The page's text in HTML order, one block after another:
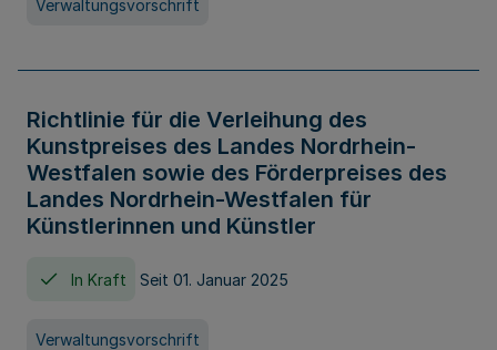
Verwaltungsvorschrift
Richtlinie für die Verleihung des
Kunstpreises des Landes Nordrhein-
Westfalen sowie des Förderpreises des
Landes Nordrhein-Westfalen für
Künstlerinnen und Künstler
In Kraft Seit 01. Januar 2025
Verwaltungsvorschrift